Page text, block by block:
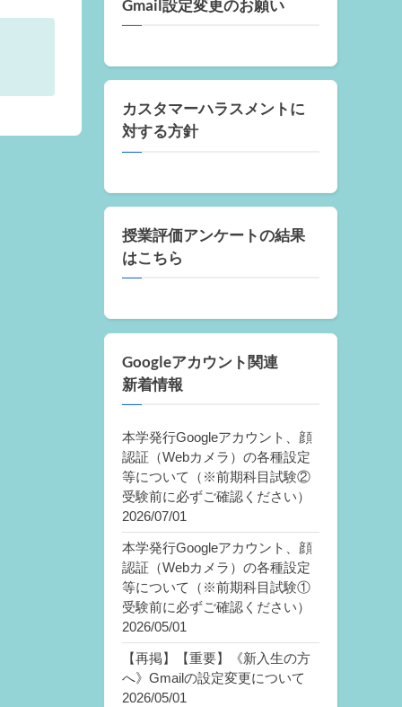
Gmail設定変更のお願い
カスタマーハラスメントに
対する方針
授業評価アンケートの結果
はこちら
Googleアカウント関連
新着情報
本学発行Googleアカウント、顔
認証（Webカメラ）の各種設定
等について（※前期科目試験②
受験前に必ずご確認ください）
2026/07/01
本学発行Googleアカウント、顔
認証（Webカメラ）の各種設定
等について（※前期科目試験①
受験前に必ずご確認ください）
2026/05/01
【再掲】【重要】《新入生の方
へ》Gmailの設定変更について
2026/05/01